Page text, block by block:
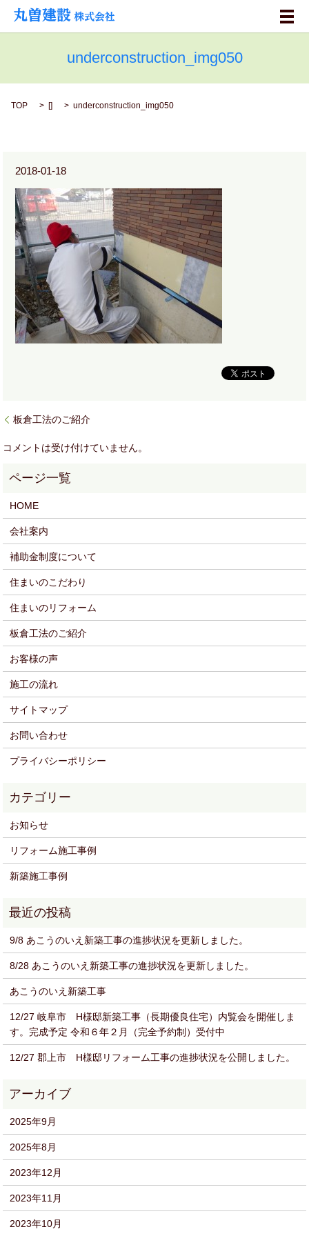
メ
underconstruction_img050
TOP [] underconstruction_img050
2018-01-18
板倉工法のご紹介
コメントは受け付けていません。
HOME
会社案内
補助金制度について
住まいのこだわり
住まいのリフォーム
板倉工法のご紹介
お客様の声
施工の流れ
サイトマップ
お問い合わせ
プライバシーポリシー
お知らせ
リフォーム施工事例
新築施工事例
9/8 あこうのいえ新築工事の進捗状況を更新しました。
8/28 あこうのいえ新築工事の進捗状況を更新しました。
あこうのいえ新築工事
12/27 岐阜市 H様邸新築工事（長期優良住宅）内覧会を開催しま
す。完成予定 令和６年２月（完全予約制）受付中
12/27 郡上市 H様邸リフォーム工事の進捗状況を公開しました。
2025年9月
2025年8月
2023年12月
2023年11月
2023年10月